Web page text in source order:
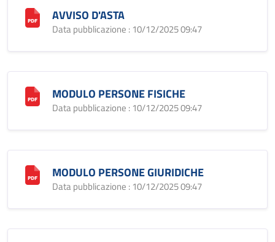
AVVISO D'ASTA
Data pubblicazione : 10/12/2025 09:47
MODULO PERSONE FISICHE
Data pubblicazione : 10/12/2025 09:47
MODULO PERSONE GIURIDICHE
Data pubblicazione : 10/12/2025 09:47